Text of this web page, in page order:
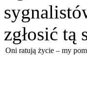
zgłosić tą
Oni ratują życie – my